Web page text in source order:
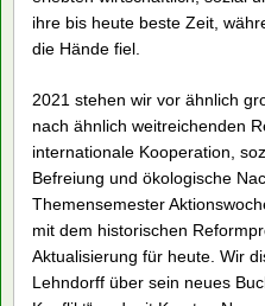
einer Veranstaltung am
Papier auch vorgestellt
eingeladene Person kurzfristig
Vortrag nochmals einzuladen.
gern unser Diskussionspapier
zur Diskussion in der
Im weiteren die Einladung des
„The only thing we need to
programmatischen Satz